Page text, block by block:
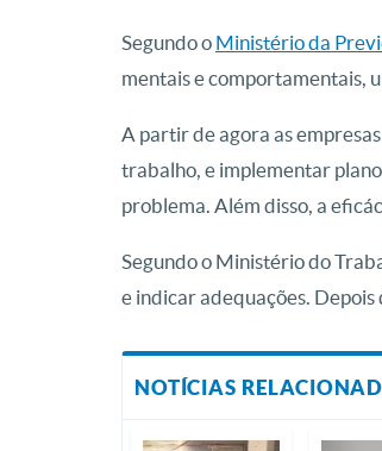
Segundo o Ministério da
mentais e comportamentais,
A partir de agora as
trabalho, e implementar
problema. Além disso, a
Segundo o Ministério do
e indicar adequações. Depois
NOTÍCIAS